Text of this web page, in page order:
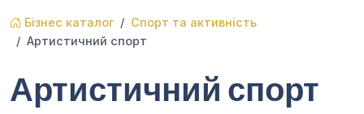
Бізнес каталог
Спорт та активність
Артистичний спорт
Артистичний спорт